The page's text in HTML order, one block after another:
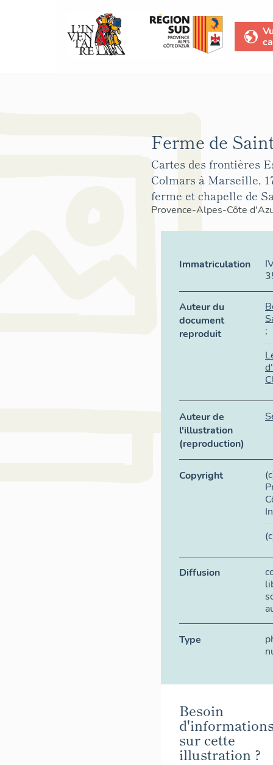
Ferme de
Cartes des frontières
Colmars à Marseille,
ferme et chapelle de
Provence-Alpes-Côte
Immatriculation
Auteur du
document
reproduit
;
Auteur de
l'illustration
(reproduction)
Copyright
Diffusion
Type
Besoin
sur cette
illustration ?